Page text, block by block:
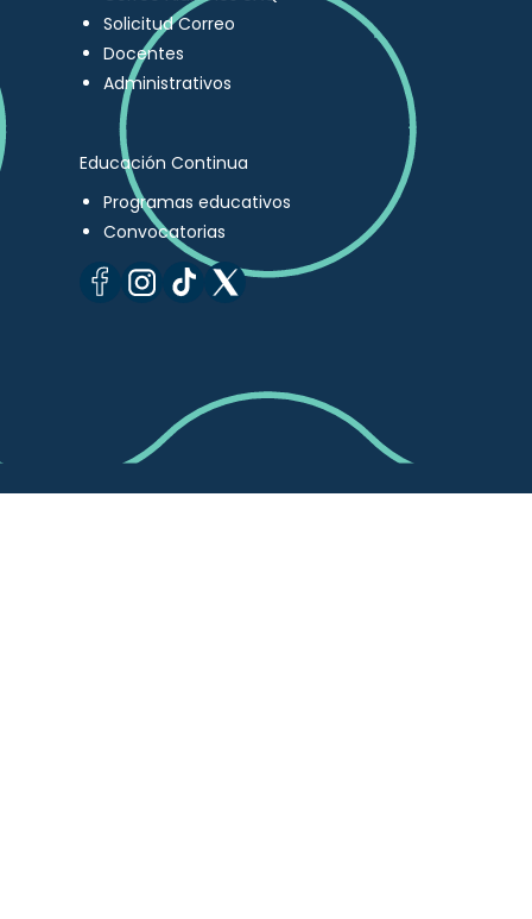
Solicitud Correo
Docentes
Administrativos
Educación Continua
Programas educativos
Convocatorias